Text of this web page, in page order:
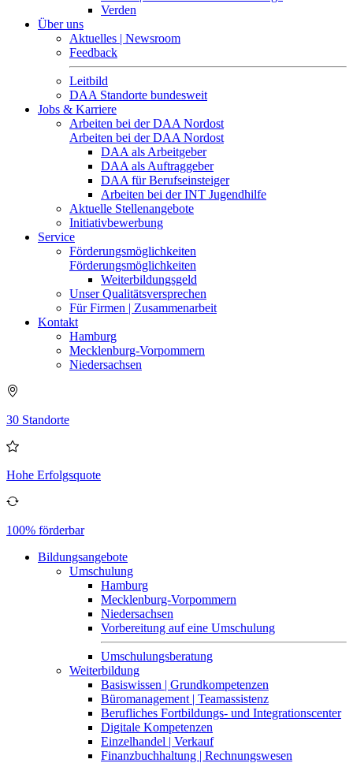
Verden
Über uns
Aktuelles | Newsroom
Feedback
Leitbild
DAA Standorte bundesweit
Jobs & Karriere
Arbeiten bei der DAA Nordost
Arbeiten bei der DAA Nordost
DAA als Arbeitgeber
DAA als Auftraggeber
DAA für Berufseinsteiger
Arbeiten bei der INT Jugendhilfe
Aktuelle Stellenangebote
Initiativbewerbung
Service
Förderungsmöglichkeiten
Förderungsmöglichkeiten
Weiterbildungsgeld
Unser Qualitätsversprechen
Für Firmen | Zusammenarbeit
Kontakt
Hamburg
Mecklenburg-Vorpommern
Niedersachsen
30 Standorte
Hohe Erfolgsquote
100% förderbar
Bildungsangebote
Umschulung
Hamburg
Mecklenburg-Vorpommern
Niedersachsen
Vorbereitung auf eine Umschulung
Umschulungsberatung
Weiterbildung
Basiswissen | Grundkompetenzen
Büromanagement | Teamassistenz
Berufliches Fortbildungs- und Integrationscenter
Digitale Kompetenzen
Einzelhandel | Verkauf
Finanzbuchhaltung | Rechnungswesen